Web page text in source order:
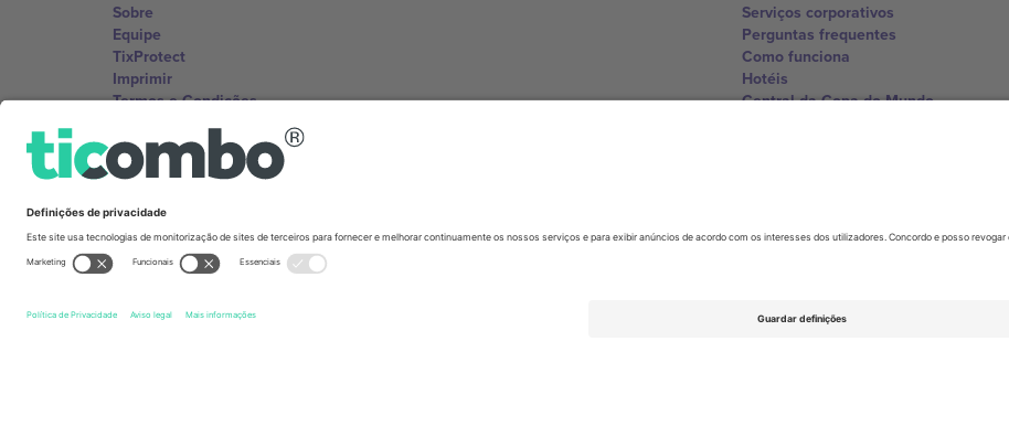
Sobre
Equipe
TixProtect
Imprimir
Termos e Condições
Programa de afiliados
Serviços corporativos
Perguntas frequentes
Como funciona
Hotéis
Central da Copa do Mundo